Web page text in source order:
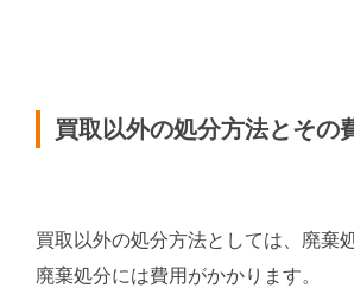
買取以外の処分方法とその
買取以外の処分方法としては、廃棄
廃棄処分には費用がかかります。